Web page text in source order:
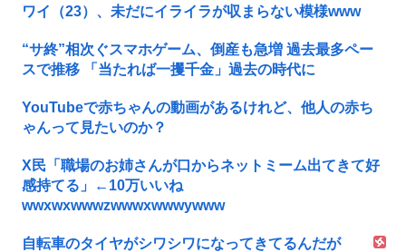
ワイ（23）、未だにイライラが収まらない模様www
“サ終”相次ぐスマホゲーム、倒産も急増 過去最多ペー
スで推移 「当たれば一攫千金」過去の時代に
YouTubeで赤ちゃんの動画があるけれど、他人の赤ち
ゃんって見たいのか？
X民「職場のお姉さんが口からネットミーム出てきて好
感持てる」←10万いいね
wwxwxwwwzwwwxwwwywww
自転車のタイヤがシワシワになってきてるんだが